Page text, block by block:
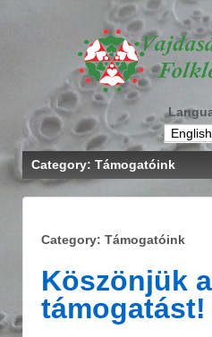
Category: Támogatóink
Category: Támogatóink
Köszönjük
támogatást!